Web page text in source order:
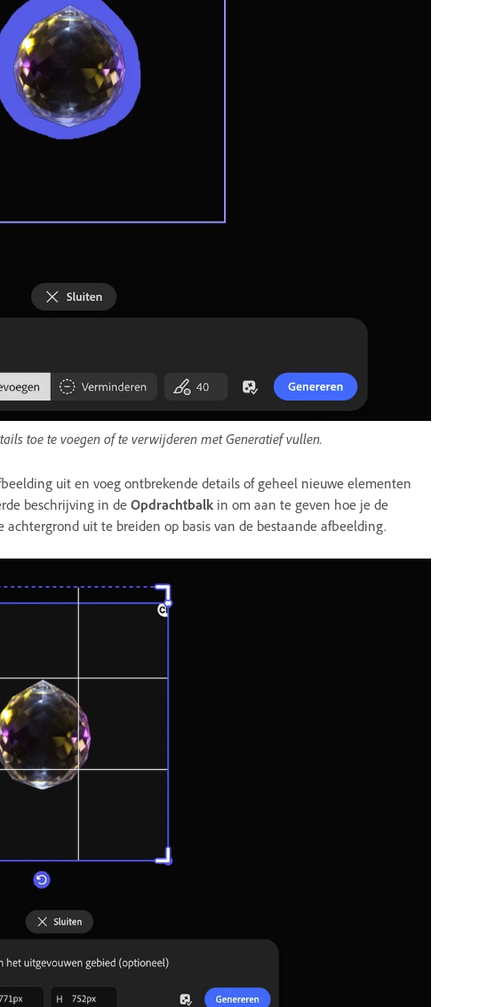
toe te voegen of te verwijderen met Generatief vullen.
uit en voeg ontbrekende details of geheel nieuwe elementen
beschrijving in de Opdrachtbalk in om aan te geven hoe je de
uit te breiden op basis van de bestaande afbeelding.